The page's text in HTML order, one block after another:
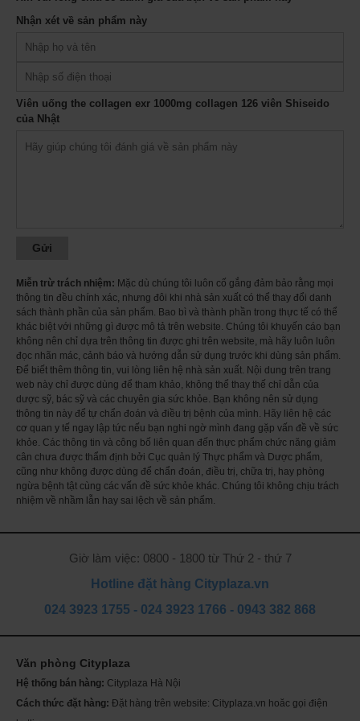
Viên uống the collagen exr 1000mg collagen 126 viên Shiseido của Nhật -
Viên uống the collagen exr 1000mg collagen 126 viên Shiseido của Nhật -
ảnh minh họa - mẫu cũ
Collagen thực tế là một loại protein của cơ thể, trong đó collagen nằm ở da
chiếm đến 70%. Collagen là nguồn dinh dưỡng tuyệt vời trong chăm sóc
sức khỏe và sắc đẹp, đặc biệt là làn da. Collagen không chỉ giúp da mịn
màng, sáng màu mà còn cải thiện sắc tố da, làm cho cấu trúc bề mặt da
thêm đàn hồi, săn chắc, giảm nếp nhăn hiệu quả.
sinh bị mất đi một lượng collagen và dần dần theo tuổi tác. Đây chính là lý
Collagen được điều chế từ da cá hoặc từ một số thành phần tự nhiên khác,
trợ nối liền các collagen đứt gãy, tăng cường sợi liên kết tế bào mô, giúp da
khen ngợi. Với hương vị trái cây ngon, Collagen EXR cung cấp hàm lượng
collagen peptide cùng hàng loạt các loại vitamin, dưỡng chất tốt cho da.
Shiseido dạng viên uống để thử trải nghiệm nhé!
Nhận xét về sản phẩm này
Viên uống the collagen exr 1000mg collagen 126 viên Shiseido
của Nhật
Miễn trừ trách nhiệm: Mặc dù chúng tôi luôn cố gắng đảm bảo rằng mọi
thông tin đều chính xác, nhưng đôi khi nhà sản xuất có thể thay đổi danh
sách thành phần của sản phẩm. Bao bì và thành phần trong thực tế có thể
khác biệt với những gì được mô tả trên website. Chúng tôi khuyến cáo bạn
không nên chỉ dựa trên thông tin được ghi trên website, mà hãy luôn luôn
đọc nhãn mác, cảnh báo và hướng dẫn sử dụng trước khi dùng sản phẩm.
Để biết thêm thông tin, vui lòng liên hệ nhà sản xuất. Nội dung trên trang
web này chỉ được dùng để tham khảo, không thể thay thế chỉ dẫn của
dược sỹ, bác sỹ và các chuyên gia sức khỏe. Bạn không nên sử dụng
thông tin này để tự chẩn đoán và điều trị bệnh của mình. Hãy liên hệ các
cơ quan y tế ngay lập tức nếu bạn nghi ngờ mình đang gặp vấn đề về sức
khỏe. Các thông tin và công bố liên quan đến thực phẩm chức năng giảm
cân chưa được thẩm định bởi Cục quản lý Thực phẩm và Dược phẩm,
cũng như không được dùng để chẩn đoán, điều trị, chữa trị, hay phòng
ngừa bệnh tật cùng các vấn đề sức khỏe khác. Chúng tôi không chịu trách
nhiệm về nhầm lẫn hay sai lệch về sản phẩm.
Giờ làm việc: 0800 - 1800 từ Thứ 2 - thứ 7
Hotline đặt hàng Cityplaza.vn
024 3923 1755 - 024 3923 1766 - 0943 382 868
Văn phòng Cityplaza
Hệ thống bán hàng: Cityplaza Hà Nội
Cách thức đặt hàng: Đặt hàng trên website: Cityplaza.vn hoăc gọi điện